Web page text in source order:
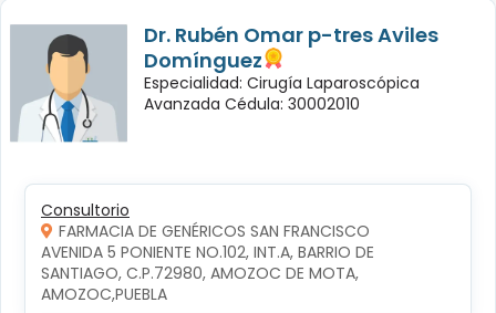
Dr. Rubén Omar p-tres Aviles
Domínguez
Especialidad: Cirugía Laparoscópica
Avanzada Cédula: 30002010
Consultorio
FARMACIA DE GENÉRICOS SAN FRANCISCO
AVENIDA 5 PONIENTE NO.102, INT.A, BARRIO DE
SANTIAGO, C.P.72980, AMOZOC DE MOTA,
AMOZOC,PUEBLA